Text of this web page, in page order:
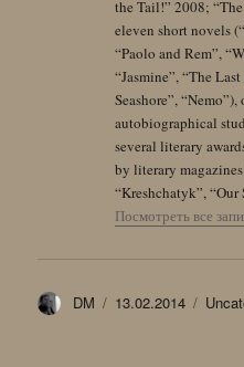
the Tail!” 2008;
eleven short novels
“Paolo and Rem”,
“Jasmine”, “The
Seashore”,
autobiographical
several literary
by literary
“Kreshchatyk”, “Our
Посмотреть все
Автор
DM Опубликовано
13.02.2014